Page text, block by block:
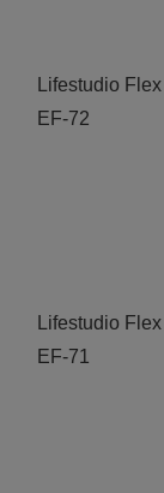
Lifestudio
EF-72
Lifestudio
EF-71